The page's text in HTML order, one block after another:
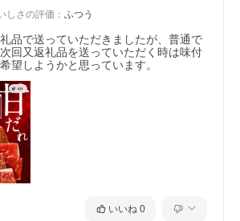
「別海和牛」をミックスしてお届けいたし
ーーーー◇
だれ
ット
ーーー◆
特製甘だれ』と『特製味噌だれ』は子ども
飯がとまらない美味しさです。
ーーー◇
北海道別海牛
家族のように牛を大切に育てています。
しさの評価 ： ふつう
品で送っていただきましたが、普通で
回又返礼品を送っていただく時は味付
望しようかと思っています。
いいね 0